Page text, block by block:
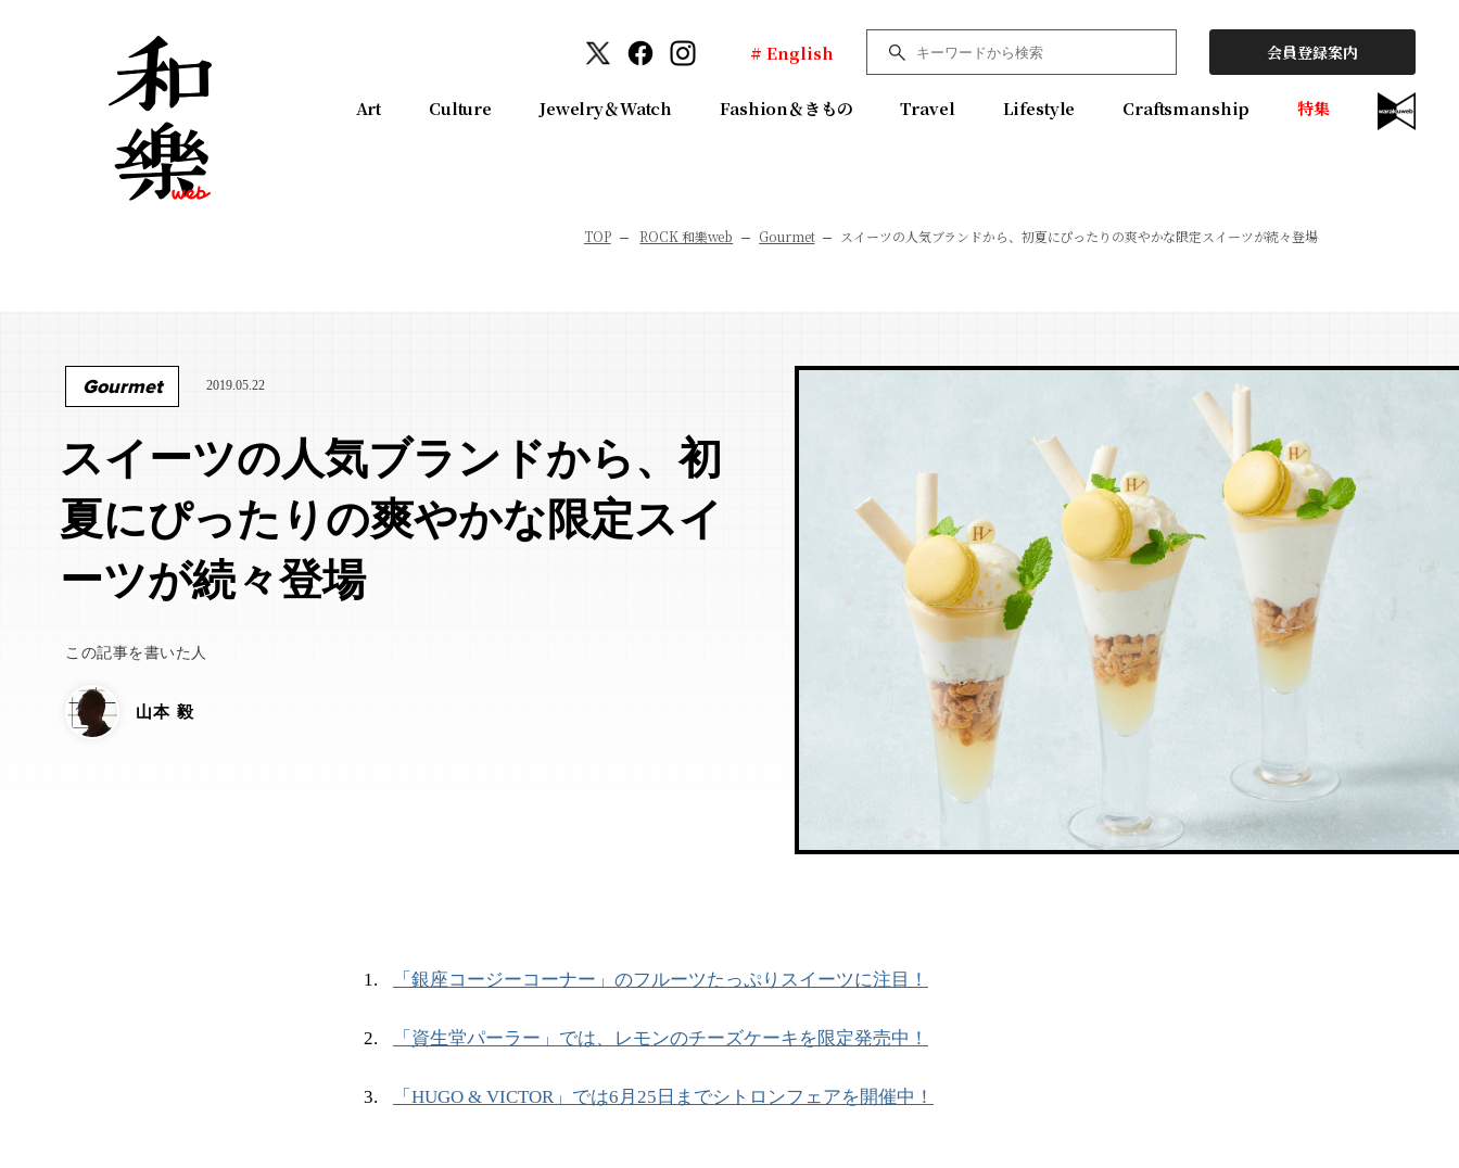
# English 会員登録案内
Art Culture Jewelry＆Watch Fashion＆きもの Travel Lifestyle Craftsmanship 特集
TOP ROCK 和樂web Gourmet スイーツの人気ブランドから、初夏にぴったりの爽やかな限定スイーツが続々登場
Gourmet 2019.05.22
スイーツの人気ブランドから、初
夏にぴったりの爽やかな限定スイ
ーツが続々登場
この記事を書いた人
山本 毅
「銀座コージーコーナー」のフルーツたっぷりスイーツに注目！
「資生堂パーラー」では、レモンのチーズケーキを限定発売中！
「HUGO & VICTOR」では6月25日までシトロンフェアを開催中！